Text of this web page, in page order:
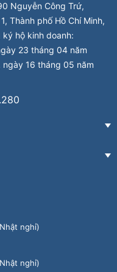
Nguyễn Công Trứ,
Thành phố Hồ Chí Minh,
hộ kinh doanh:
23 tháng 04 năm
16 tháng 05 năm
nghỉ)
nghỉ)